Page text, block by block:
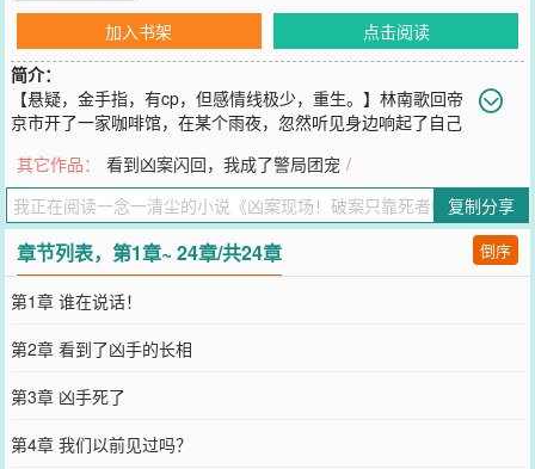
加入书架
点击阅读
简介：
【悬疑，金手指，有cp，但感情线极少，重生。】林南歌回帝
京市开了一家咖啡馆，在某个雨夜，忽然听见身边响起了自己
幻听，可是声音一直都在耳边催促，她便去隔壁看了一眼。结果和那
道声音说的一模一样，隔壁的店员死了。不止如此，她还发现那道声
音可以和死者交流，读取死者的部分记忆向警方提供关键的线索破
案。后来的凶案现场......林南歌听着身边声音。“死者说看到了凶手的
长相。”“死者在数落凶手搞偷袭不地道，想要复活和凶手单挑。”“死者
说这事得从他出生那年说起，那是五十七年前的一个夜里......”提取关
键信息的林南歌眼皮抽动了一下：“？？？”......渐渐地，林南歌和警局
接触越来越频繁，一起旧案被重新提起，林南歌的身份也逐渐暴
露............小剧场裴政禹：“你怎么看？”林南歌声音有些发抖，眼底尽
是恐惧：“我，我害怕。”裴政禹：“......这里没别人，别演了。”“哦。”
林南歌换了副模样，“熟人作案。”......
您要是觉得《 凶案现场！破案只靠死者嘴太碎
记向您QQ群和微博微信里的朋友推荐哦！
其它作品： 看到凶案闪回，我成了警局团宠 /
复制分享
章节列表，第1章~ 24章/共24章 倒序
第1章 谁在说话！
第2章 看到了凶手的长相
第3章 凶手死了
第4章 我们以前见过吗？